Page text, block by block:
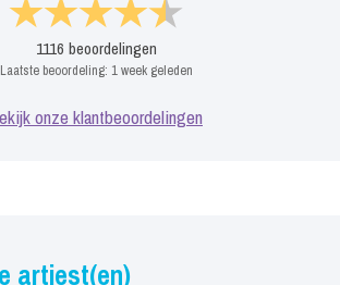
1116 beoordelingen
Laatste beoordeling: 1 week geleden
onze klantbeoordelingen
artiest(en)